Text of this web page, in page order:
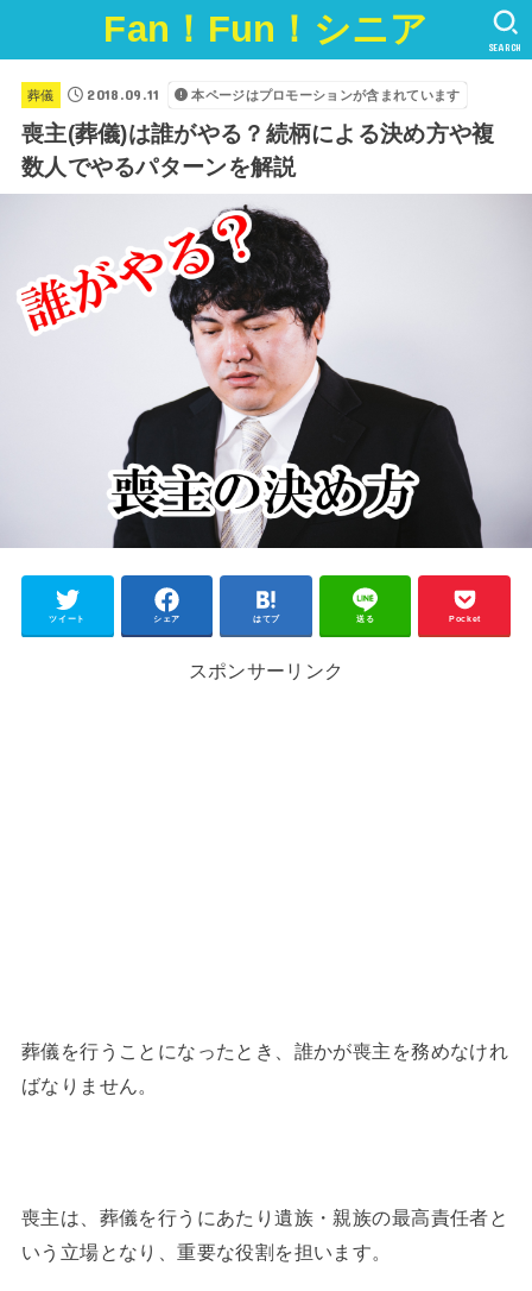
Fan！Fun！シニア SEARCH
葬儀 2018.09.11 本ページはプロモーションが含まれています
喪主(葬儀)は誰がやる？続柄による決め方や複
数人でやるパターンを解説
ツイート シェア はてブ 送る Pocket
スポンサーリンク
葬儀を行うことになったとき、誰かが喪主を務めなけれ
ばなりません。
喪主は、葬儀を行うにあたり遺族・親族の最高責任者と
いう立場となり、重要な役割を担います。